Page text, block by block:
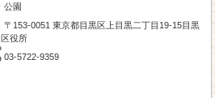
公園
〒153-0051 東京都目黒区上目黒二丁目19-15目黒
区役所
03-5722-9359